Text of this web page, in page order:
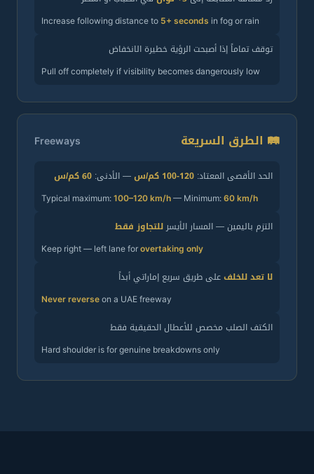
Increase following distance to 5+ seconds in fog or rain
توقف تماماً إذا أصبحت الرؤية خطيرة الانخفاض
Pull off completely if visibility becomes dangerously low
🛤️ الطرق السريعة Freeways
الحد الأقصى المعتاد: 120-100 كم/س — الأدنى: 60 كم/س
Typical maximum: 100–120 km/h — Minimum: 60 km/h
التزم باليمين — المسار الأيسر للتجاوز فقط
Keep right — left lane for overtaking only
لا تعد للخلفعلى طريق سريع إماراتي أبداً
Never reverse on a UAE freeway
الكتف الصلب مخصص للأعطال الحقيقية فقط
Hard shoulder is for genuine breakdowns only